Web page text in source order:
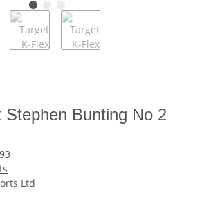
Stephen Bunting No 2
Ltd